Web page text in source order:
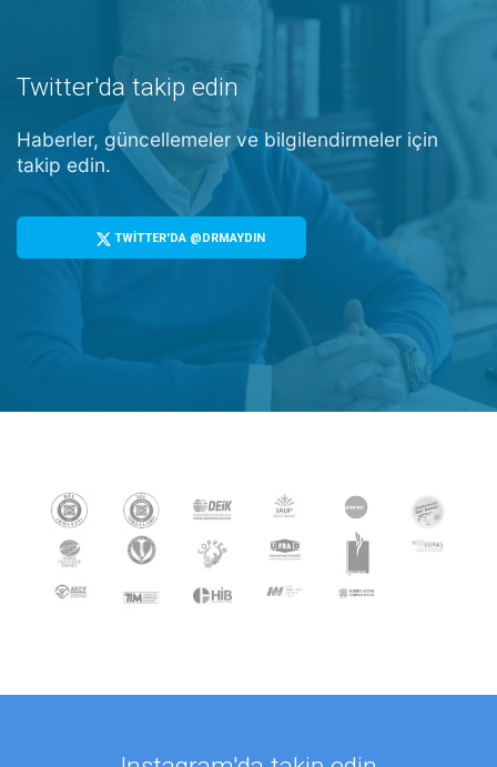
Twitter'da takip edin
Haberler, güncellemeler ve bilgilendirmeler için
takip edin.
TWİTTER'DA @DRMAYDIN